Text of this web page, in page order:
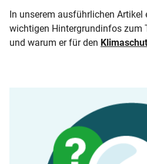
In unserem ausführlichen Artikel
wichtigen Hintergrundinfos zum
und warum er für den